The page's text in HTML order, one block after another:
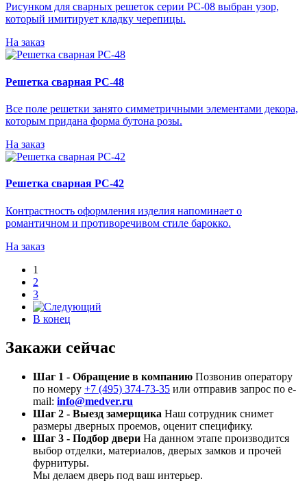
Рисунком для сварных решеток серии РС-08 выбран узор,
который имитирует кладку черепицы.
На заказ
Решетка сварная РС-48
Все поле решетки занято симметричными элементами декора,
которым придана форма бутона розы.
На заказ
Решетка сварная РС-42
Контрастность оформления изделия напоминает о
романтичном и противоречивом стиле барокко.
На заказ
1
2
3
В конец
Закажи сейчас
Шаг 1 - Обращение в компанию Позвонив оператору
по номеру +7 (495) 374-73-35 или отправив запрос по e-
mail: info@medver.ru
Шаг 2 - Выезд замерщика Наш сотрудник снимет
размеры дверных проемов, оценит специфику.
Шаг 3 - Подбор двери На данном этапе производится
выбор отделки, материалов, дверых замков и прочей
фурнитуры.
Мы делаем дверь под ваш интерьер.